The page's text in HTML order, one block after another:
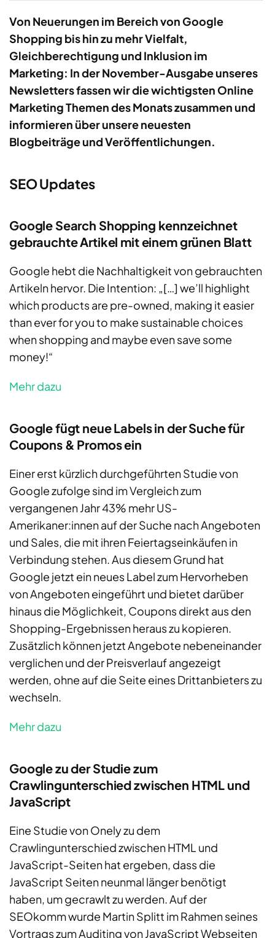
Von Neuerungen im Bereich von Google
Shopping bis hin zu mehr Vielfalt,
Gleichberechtigung und Inklusion im
Marketing: In der November-Ausgabe unseres
Newsletters fassen wir die wichtigsten Online
Marketing Themen des Monats zusammen und
informieren über unsere neuesten
Blogbeiträge und Veröffentlichungen.
SEO Updates
Google Search Shopping kennzeichnet
gebrauchte Artikel mit einem grünen Blatt
Google hebt die Nachhaltigkeit von gebrauchten
Artikeln hervor. Die Intention: „[…] we’ll highlight
which products are pre-owned, making it easier
than ever for you to make sustainable choices
when shopping and maybe even save some
money!“
Mehr dazu
Google fügt neue Labels in der Suche für
Coupons & Promos ein
Einer erst kürzlich durchgeführten Studie von
Google zufolge sind im Vergleich zum
vergangenen Jahr 43% mehr US-
Amerikaner:innen auf der Suche nach Angeboten
und Sales, die mit ihren Feiertagseinkäufen in
Verbindung stehen. Aus diesem Grund hat
Google jetzt ein neues Label zum Hervorheben
von Angeboten eingeführt und bietet darüber
hinaus die Möglichkeit, Coupons direkt aus den
Shopping-Ergebnissen heraus zu kopieren.
Zusätzlich können jetzt Angebote nebeneinander
verglichen und der Preisverlauf angezeigt
werden, ohne auf die Seite eines Drittanbieters zu
wechseln.
Mehr dazu
Google zu der Studie zum
Crawlingunterschied zwischen HTML und
JavaScript
Eine Studie von Onely zu dem
Crawlingunterschied zwischen HTML und
JavaScript-Seiten hat ergeben, dass die
JavaScript Seiten neunmal länger benötigt
haben, um gecrawlt zu werden. Auf der
SEOkomm wurde Martin Splitt im Rahmen seines
Vortrags zum Auditing von JavaScript Webseiten